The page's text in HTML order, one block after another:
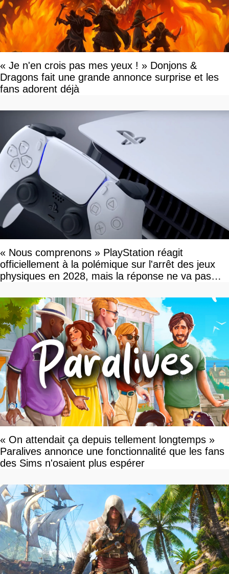
« Je n'en crois pas mes yeux ! » Donjons &
Dragons fait une grande annonce surprise et les
fans adorent déjà
« Nous comprenons » PlayStation réagit
officiellement à la polémique sur l'arrêt des jeux
physiques en 2028, mais la réponse ne va pas
« On attendait ça depuis tellement longtemps »
Paralives annonce une fonctionnalité que les fans
des Sims n'osaient plus espérer